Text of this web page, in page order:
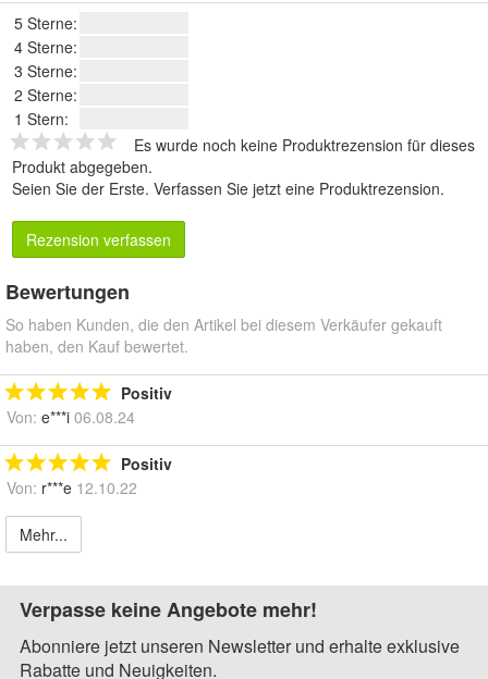
5 Sterne:
4 Sterne:
3 Sterne:
2 Sterne:
1 Stern:
Es wurde noch keine Produktrezension für dieses
Produkt abgegeben.
Seien Sie der Erste. Verfassen Sie jetzt eine Produktrezension.
Rezension verfassen
Bewertungen
So haben Kunden, die den Artikel bei diesem Verkäufer gekauft
haben, den Kauf bewertet.
Positiv
Von: e***i 06.08.24
Positiv
Von: r***e 12.10.22
Mehr...
Verpasse keine Angebote mehr!
Abonniere jetzt unseren Newsletter und erhalte exklusive
Rabatte und Neuigkeiten.